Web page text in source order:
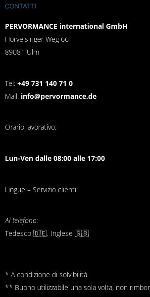
CONTATTI
PERVORMANCE international GmbH
Hörvelsinger Weg 66
89081 Ulm
Tel: +49 731 140 71 0
Mail: info@pervormance.de
Orario lavorativo:
Lun-Ven dalle 08:00 alle 17:00
Lingue – Servizio clienti:
Al telefono:
Tedesco 🇩🇪, Inglese 🇬🇧
* A condizione di solvibilità.
** Buono utilizzabile una sola volta, non